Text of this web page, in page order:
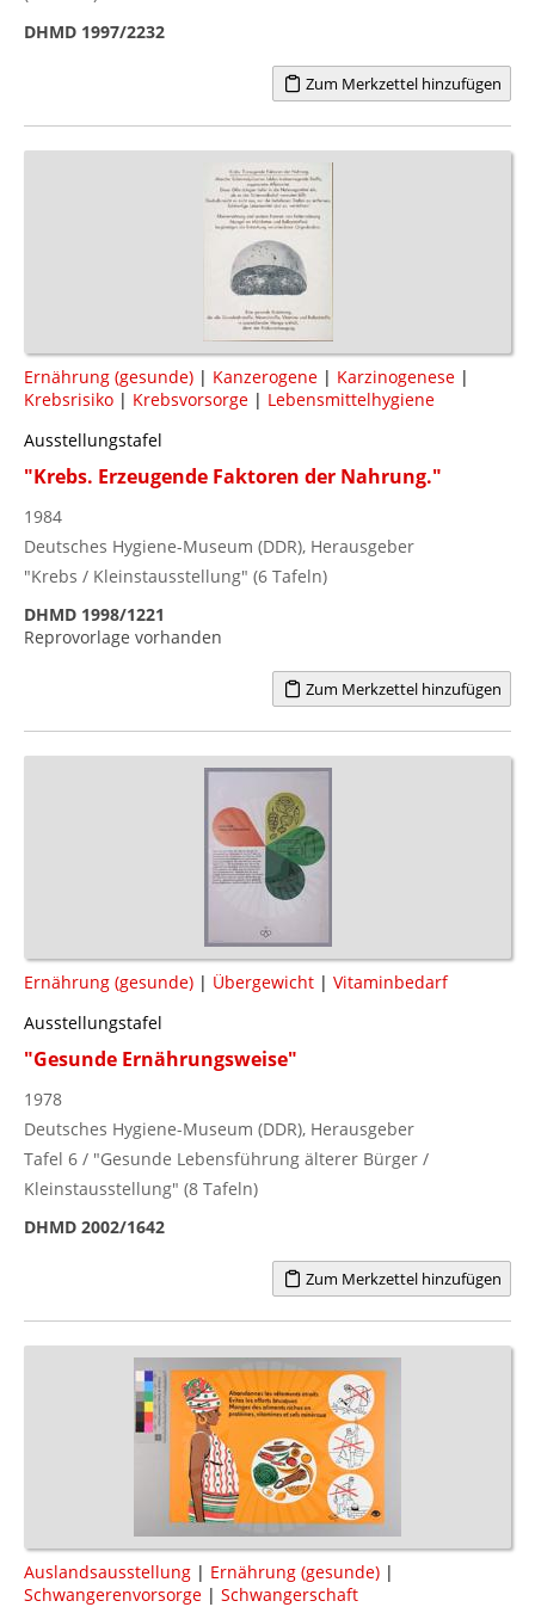
DHMD 1997/2232
Zum Merkzettel hinzufügen
Ernährung (gesunde) | Kanzerogene | Karzinogenese |
Krebsrisiko | Krebsvorsorge | Lebensmittelhygiene
Ausstellungstafel
"Krebs. Erzeugende Faktoren der Nahrung."
1984
Deutsches Hygiene-Museum (DDR), Herausgeber
"Krebs / Kleinstausstellung" (6 Tafeln)
DHMD 1998/1221
Reprovorlage vorhanden
Zum Merkzettel hinzufügen
Ernährung (gesunde) | Übergewicht | Vitaminbedarf
Ausstellungstafel
"Gesunde Ernährungsweise"
1978
Deutsches Hygiene-Museum (DDR), Herausgeber
Tafel 6 / "Gesunde Lebensführung älterer Bürger /
Kleinstausstellung" (8 Tafeln)
DHMD 2002/1642
Zum Merkzettel hinzufügen
Auslandsausstellung | Ernährung (gesunde) |
Schwangerenvorsorge | Schwangerschaft